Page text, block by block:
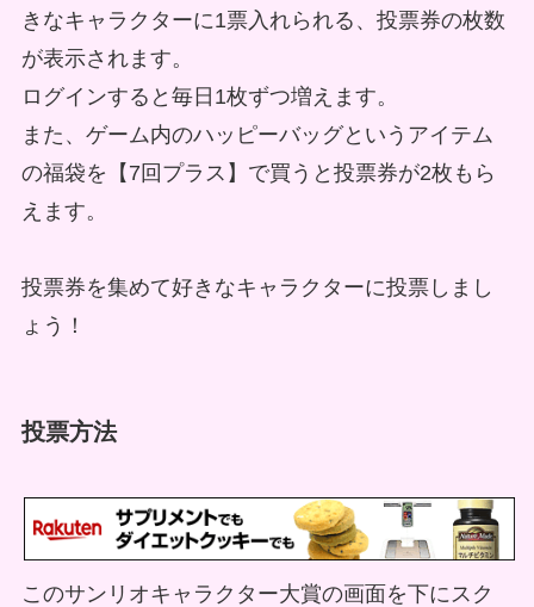
きなキャラクターに1票入れられる、投票券の枚数
が表示されます。
ログインすると毎日1枚ずつ増えます。
また、 ゲーム内のハッピーバッグというアイテム
の福袋を【7回プラス】で買うと投票券が2枚もら
えます。
投票券を集めて好きなキャラクターに投票しまし
ょう！
投票方法
このサンリオキャラクター大賞の画面を下にスク